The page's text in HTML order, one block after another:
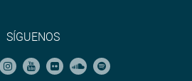
SÍGUENOS